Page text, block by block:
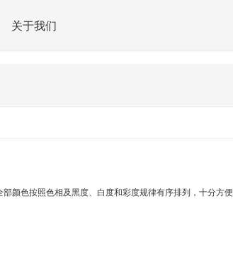
关于我们
色按照色相及黑度、白度和彩度规律有序排列，十分方